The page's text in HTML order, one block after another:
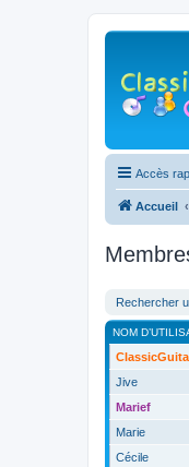
Accès
Accueil
Rechercher
NOM
Jive
Marief
Marie
Cécile